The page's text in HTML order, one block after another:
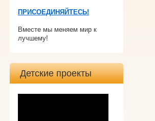
ПРИСОЕДИНЯЙТЕСЬ!
Вместе мы меняем мир к
лучшему!
Детские проекты